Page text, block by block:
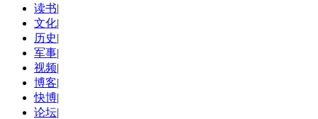
读书|
文化|
历史|
军事|
视频|
博客|
快博|
论坛|